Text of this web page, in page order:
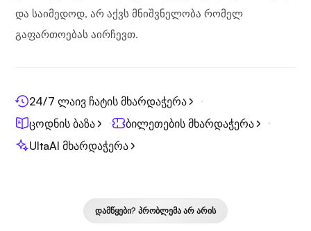
და საიმედოდ, არ აქვს მნიშვნელობა რომელ
გაფართოებას აირჩევთ.
24/7 ლაივ ჩატის მხარდაჭერა
ცოდნის ბაზა
ბილეთების მხარდაჭერა
UltaAI მხარდაჭერა
ᲓᲐᲛᲬᲧᲔᲑᲘ? ᲞᲠᲝᲑᲚᲔᲛᲐ ᲐᲠ ᲐᲠᲘᲡ